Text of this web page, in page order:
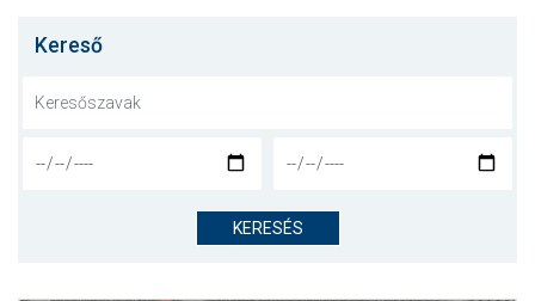
JEGYÉRTÉKESÍTÉS
NYITÓLAP
AKADÉMIA
Kereső
KERESÉS